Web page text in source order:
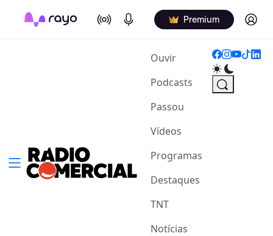
On Air Podcasts Premium Log in
Ouvir(current)
Podcasts
Passou
Vídeos
Programas
Destaques
TNT
Notícias